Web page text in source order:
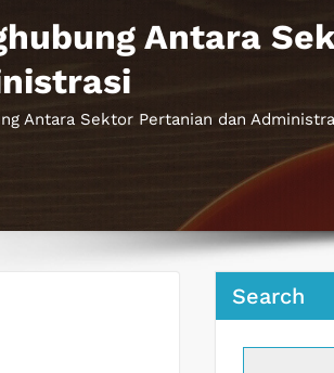
Antara
Antara Sektor Pertanian dan
Search